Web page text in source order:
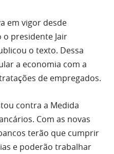
em vigor desde
presidente Jair
o texto. Dessa
a economia com a
de empregados.
contra a Medida
Com as novas
terão que cumprir
e poderão trabalhar